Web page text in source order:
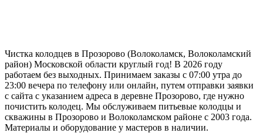
Чистка колодцев в Прозорово (Волоколамск, Волоколамский
район) Московской области круглый год! В 2026 году
работаем без выходных. Принимаем заказы с 07:00 утра до
23:00 вечера по телефону или онлайн, путем отправки заявки
с сайта с указанием адреса в деревне Прозорово, где нужно
почистить колодец. Мы обслуживаем питьевые колодцы и
скважины в Прозорово и Волоколамском районе с 2003 года.
Материалы и оборудование у мастеров в наличии.